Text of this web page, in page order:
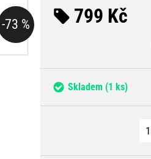
799 Kč
Skladem (1 ks)
-73 %